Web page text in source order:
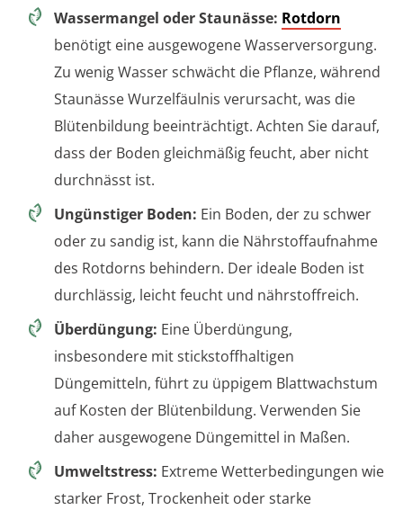
Wassermangel oder Staunässe: Rotdorn
benötigt eine ausgewogene Wasserversorgung.
Zu wenig Wasser schwächt die Pflanze, während
Staunässe Wurzelfäulnis verursacht, was die
Blütenbildung beeinträchtigt. Achten Sie darauf,
dass der Boden gleichmäßig feucht, aber nicht
durchnässt ist.
Ungünstiger Boden: Ein Boden, der zu schwer
oder zu sandig ist, kann die Nährstoffaufnahme
des Rotdorns behindern. Der ideale Boden ist
durchlässig, leicht feucht und nährstoffreich.
Überdüngung: Eine Überdüngung,
insbesondere mit stickstoffhaltigen
Düngemitteln, führt zu üppigem Blattwachstum
auf Kosten der Blütenbildung. Verwenden Sie
daher ausgewogene Düngemittel in Maßen.
Umweltstress: Extreme Wetterbedingungen wie
starker Frost, Trockenheit oder starke